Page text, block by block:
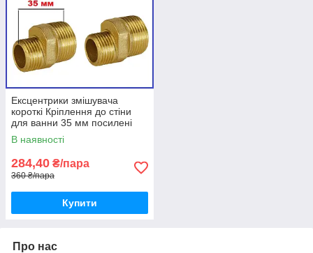
Ексцентрики змішувача
короткі Кріплення до стіни
для ванни 35 мм посилені
латунні Europroduct (Відео)
В наявності
284,40 ₴/пара
360 ₴/пара
Купити
Про нас